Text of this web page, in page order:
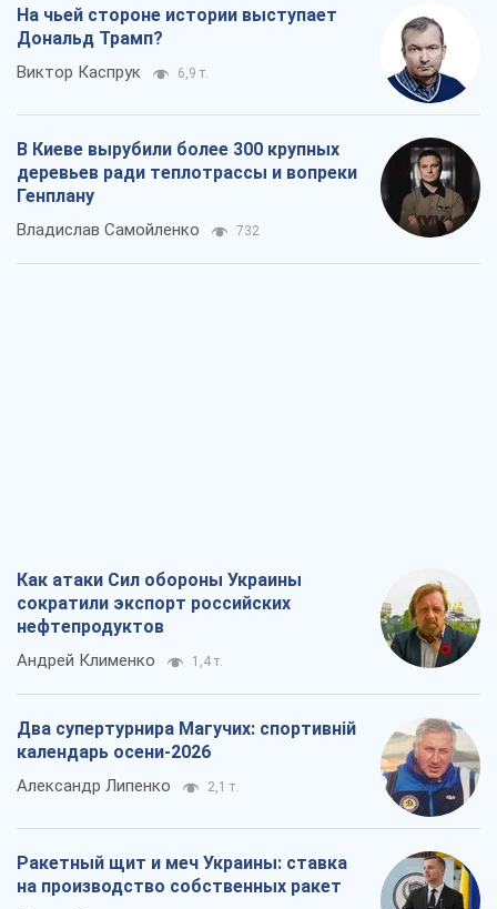
На чьей стороне истории выступает
Дональд Трамп?
Виктор Каспрук 6,9 т.
В Киеве вырубили более 300 крупных
деревьев ради теплотрассы и вопреки
Генплану
Владислав Самойленко 732
Как атаки Сил обороны Украины
сократили экспорт российских
нефтепродуктов
Андрей Клименко 1,4 т.
Два супертурнира Магучих: спортивній
календарь осени-2026
Александр Липенко 2,1 т.
Ракетный щит и меч Украины: ставка
на производство собственных ракет